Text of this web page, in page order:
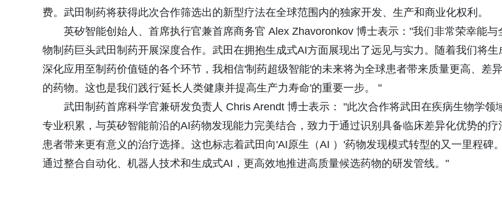
费。武田制药将获得此次合作筛选出的新型疗法在全球范围内的独家开发、生产和商业化权利。
英矽智能创始人、首席执行官兼首席商务官 Alex Zhavoronkov 博士表示："我们非常荣幸能与
物制药巨头武田制药开展深度合作。武田在拥抱生成式AI方面展现出了远见与实力。随着我们将生
深化应用至制药价值链的各个环节，我相信'制药超级智能'的未来将为全球患者带来质量更高、差
的药物。这也是我们践行'延长人类健康并提高生产力寿命'的重要一步。 "
武田制药首席科学官兼研发负责人 Chris Arendt 博士表示： "此次合作将武田在疾病生物学领
专业积累，与英矽智能前沿的AI药物发现能力完美结合，致力于通过识别具备临床差异化优势的疗
患者带来更有意义的治疗选择。这也标志着武田向'AI原生（AI ）'药物发现模式转型的又一里程碑
通过整合自动化、机器人技术和生成式AI，更高效地推进高质量候选药物的研发管线。"